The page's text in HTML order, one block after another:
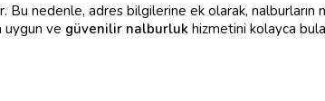
nedenle, adres bilgilerine ek olarak, nalburların
uygun ve güvenilir nalburluk hizmetini kolayca